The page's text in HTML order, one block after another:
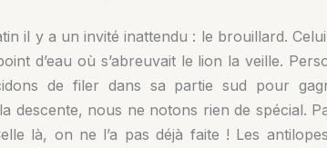
il y a un invité inattendu : le brouillard.
d’eau où s’abreuvait le lion la veille.
de filer dans sa partie sud pour
descente, nous ne notons rien de spécial.
là, on ne l’a pas déjà faite ! Les